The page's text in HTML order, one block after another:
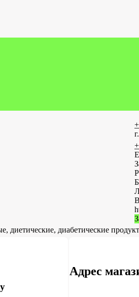
диетические, диабетические
Адрес